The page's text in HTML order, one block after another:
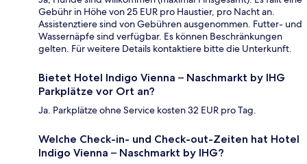
Gebühr in Höhe von 25 EUR pro Haustier, pro Nacht an.
Assistenztiere sind von Gebühren ausgenommen. Futter- und
Wassernäpfe sind verfügbar. Es können Beschränkungen
gelten. Für weitere Details kontaktiere bitte die Unterkunft.
Bietet Hotel Indigo Vienna – Naschmarkt by IHG
Parkplätze vor Ort an?
Ja. Parkplätze ohne Service kosten 32 EUR pro Tag.
Welche Check-in- und Check-out-Zeiten hat Hotel
Indigo Vienna – Naschmarkt by IHG?